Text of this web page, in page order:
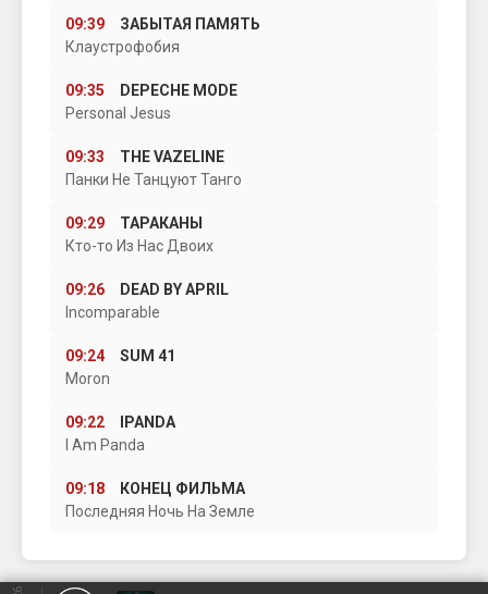
09:39
ЗАБЫТАЯ ПАМЯТЬ
Клаустрофобия
09:35
DEPECHE MODE
Personal Jesus
09:33
THE VAZELINE
Панки Не Танцуют Танго
09:29
ТАРАКАНЫ
Кто-то Из Нас Двоих
09:26
DEAD BY APRIL
Incomparable
09:24
SUM 41
Moron
09:22
IPANDA
I Am Panda
09:18
КОНЕЦ ФИЛЬМА
Последняя Ночь На Земле